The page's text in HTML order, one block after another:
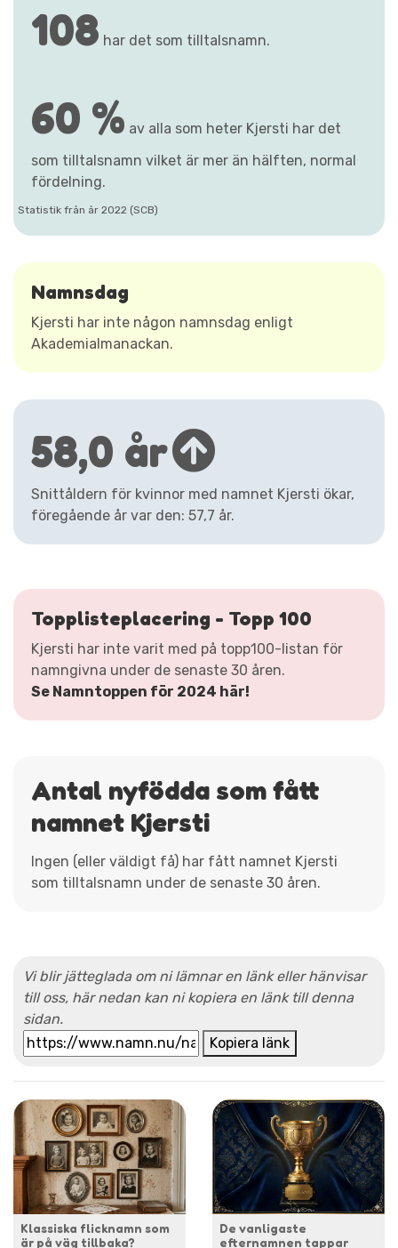
108 har det som tilltalsnamn.
60 % av alla som heter Kjersti har det
som tilltalsnamn vilket är mer än hälften, normal
fördelning.
Statistik från år 2022 (SCB)
Namnsdag
Kjersti har inte någon namnsdag enligt
Akademialmanackan.
58,0 år
Snittåldern för kvinnor med namnet Kjersti ökar,
föregående år var den: 57,7 år.
Topplisteplacering - Topp 100
Kjersti har inte varit med på topp100-listan för
namngivna under de senaste 30 åren.
Se Namntoppen för 2024 här!
Antal nyfödda som fått
namnet Kjersti
Ingen (eller väldigt få) har fått namnet Kjersti
som tilltalsnamn under de senaste 30 åren.
Vi blir jätteglada om ni lämnar en länk eller hänvisar
till oss, här nedan kan ni kopiera en länk till denna
sidan.
Kopiera länk
Klassiska flicknamn som
är på väg tillbaka?
De vanligaste
efternamnen tappar